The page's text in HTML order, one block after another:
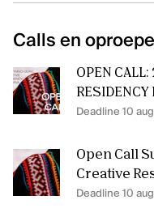
Calls en
OPEN
RESIDENCY
Open Call
Creative